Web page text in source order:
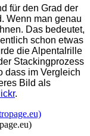
für den Grad der
Wenn man genau
Das bedeutet,
schon etwas
die Alpentalrille
Stackingprozess
dass im Vergleich
Bild als
.